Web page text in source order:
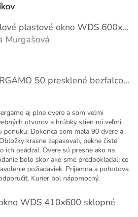
Jednokrídlové plastové okno WDS 600x1000
je 5 z 5 hviezdičiek.
Murgašová
Dvere BERGAMO 50 presklené bezfalcové EXTRA
je 5 z 5 hviezdičiek.
aj plne dvere a som veľmi
otvorov a hrúbky stien mi veľmi
Dokonca som mala 90 dvere a
krasne zapasovali, pekne čisté
ich osádzal. Dvere sú presne ako na
bolo skor ako sme predpokladali co
požiadaviek. Príjemna a pohotova
Kurier bol nápomocný.
WDS 410x600 sklopné